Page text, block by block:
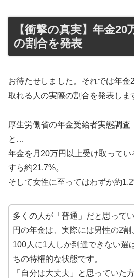
【衝撃の真実】年金
の割合を発表
お待たせしました。それでは年金
取れる人の実際の割合を発表しま
厚生労働省の年金受給者実態調査
と…
年金を月20万円以上受け取って
すら約21.7%。
そして女性に至ってはわずか約
多くの人が「普通」だと思って
円の年金は、実際には男性の2割
100人に1人しか到達できない選
ちの特権的な状態です。
「自分は大丈夫」と思っていた